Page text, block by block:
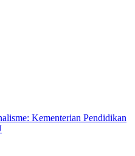
Kementerian Pendidikan